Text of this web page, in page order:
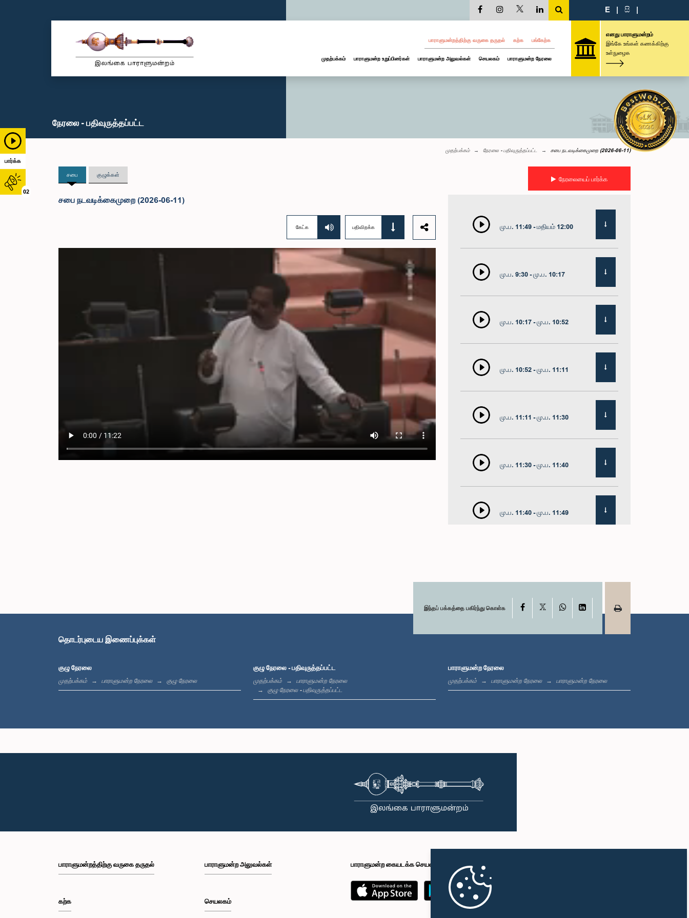
பார்க்க
02
E | සි |
பாராளுமன்றத்திற்கு வருகை தருதல் கற்க பங்கேற்க
முதற்பக்கம் பாராளுமன்ற உறுப்பினர்கள் பாராளுமன்ற அலுவல்கள் செயலகம் பாராளுமன்ற நேரலை
எனது பாராளுமன்றம்
இங்கே உங்கள் கணக்கிற்கு
உள்நுழைக
நேரலை - பதிவுருத்தப்பட்ட
முதற்பக்கம் நேரலை - பதிவுருத்தப்பட்ட சபை நடவடிக்கைமுறை (2026-06-11)
சபை குழுக்கள் நேரலையைப் பார்க்க
சபை நடவடிக்கைமுறை (2026-06-11)
கேட்க பதிவிறக்க மு.ப. 11:49 - மதியம் 12:00
மு.ப. 9:30 - மு.ப. 10:17
மு.ப. 10:17 - மு.ப. 10:52
மு.ப. 10:52 - மு.ப. 11:11
மு.ப. 11:11 - மு.ப. 11:30
மு.ப. 11:30 - மு.ப. 11:40
மு.ப. 11:40 - மு.ப. 11:49
பி.ப. 12:05 - பி.ப. 12:13
இந்தப் பக்கத்தை பகிர்ந்து கொள்க Facebook WhatsAppLinkedIn
தொடர்புடைய இணைப்புக்கள்
குழு நேரலை
முதற்பக்கம் பாராளுமன்ற நேரலை குழு நேரலை
குழு நேரலை - பதிவுருத்தப்பட்ட
முதற்பக்கம்
பாராளுமன்ற நேரலை
குழு நேரலை - பதிவுருத்தப்பட்ட
பாராளுமன்ற நேரலை
முதற்பக்கம் பாராளுமன்ற நேரலை பாராளுமன்ற நேரலை
பாராளுமன்றத்திற்கு வருகை தருதல்
கற்க
பாராளுமன்ற அலுவல்கள்
செயலகம்
பாராளுமன்ற கையடக்க செயலி